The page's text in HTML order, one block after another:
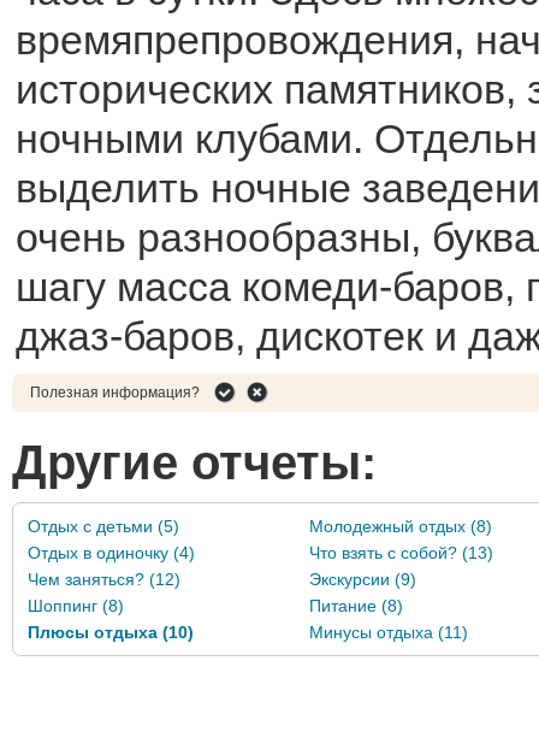
времяпрепровождения,
исторических памятников,
ночными клубами.
выделить ночные
очень разнообразны,
шагу масса комеди-баров,
джаз-баров, дискотек и
Полезная информация?
Другие отчеты:
Отдых с детьми (5)
Молодежный отдых (8)
Отдых в одиночку (4)
Что взять с собой? (13)
Чем заняться? (12)
Экскурсии (9)
Шоппинг (8)
Питание (8)
Плюсы отдыха (10)
Минусы отдыха (11)